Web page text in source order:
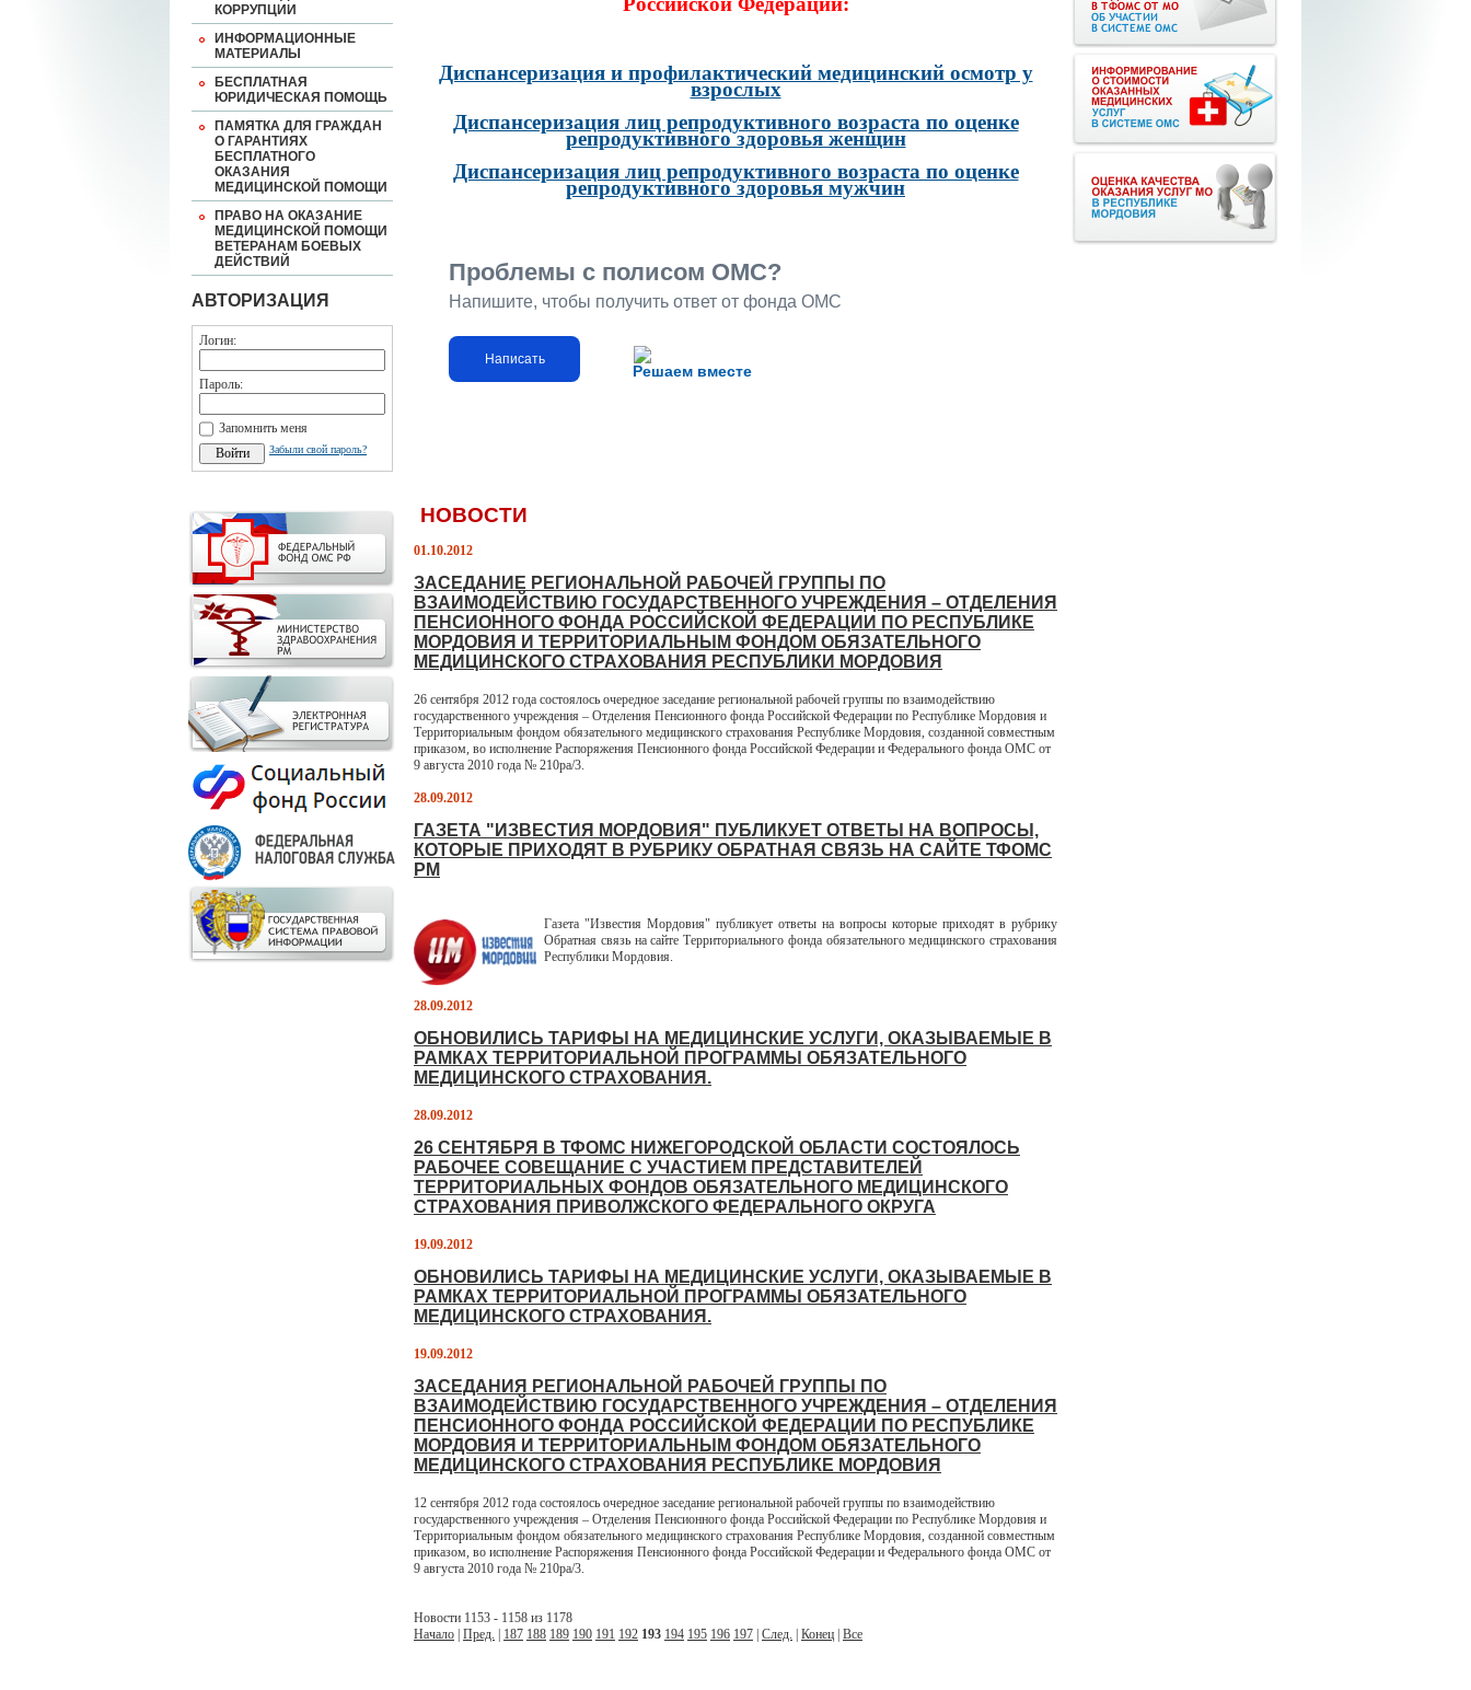
КОРРУПЦИИ
ИНФОРМАЦИОННЫЕ
МАТЕРИАЛЫ
БЕСПЛАТНАЯ
ЮРИДИЧЕСКАЯ ПОМОЩЬ
ПАМЯТКА ДЛЯ ГРАЖДАН
О ГАРАНТИЯХ
БЕСПЛАТНОГО
ОКАЗАНИЯ
МЕДИЦИНСКОЙ ПОМОЩИ
ПРАВО НА ОКАЗАНИЕ
МЕДИЦИНСКОЙ ПОМОЩИ
ВЕТЕРАНАМ БОЕВЫХ
ДЕЙСТВИЙ
АВТОРИЗАЦИЯ
Логин:
Пароль:
Запомнить меня
Забыли свой пароль?
Диспансеризация и профилактический медицинский осмотр у
взрослых
Диспансеризация лиц репродуктивного возраста по оценке
репродуктивного здоровья женщин
Диспансеризация лиц репродуктивного возраста по оценке
репродуктивного здоровья мужчин
Решаем вместе
Проблемы с полисом ОМС?
Напишите, чтобы получить ответ от фонда ОМС
Написать
НОВОСТИ
01.10.2012
ЗАСЕДАНИЕ РЕГИОНАЛЬНОЙ РАБОЧЕЙ ГРУППЫ ПО
ВЗАИМОДЕЙСТВИЮ ГОСУДАРСТВЕННОГО УЧРЕЖДЕНИЯ – ОТДЕЛЕНИЯ
ПЕНСИОННОГО ФОНДА РОССИЙСКОЙ ФЕДЕРАЦИИ ПО РЕСПУБЛИКЕ
МОРДОВИЯ И ТЕРРИТОРИАЛЬНЫМ ФОНДОМ ОБЯЗАТЕЛЬНОГО
МЕДИЦИНСКОГО СТРАХОВАНИЯ РЕСПУБЛИКИ МОРДОВИЯ
26 сентября 2012 года состоялось очередное заседание региональной рабочей группы по взаимодействию
государственного учреждения – Отделения Пенсионного фонда Российской Федерации по Республике Мордовия и
Территориальным фондом обязательного медицинского страхования Республике Мордовия, созданной совместным
приказом, во исполнение Распоряжения Пенсионного фонда Российской Федерации и Федерального фонда ОМС от
9 августа 2010 года № 210ра/3.
28.09.2012
ГАЗЕТА "ИЗВЕСТИЯ МОРДОВИЯ" ПУБЛИКУЕТ ОТВЕТЫ НА ВОПРОСЫ,
КОТОРЫЕ ПРИХОДЯТ В РУБРИКУ ОБРАТНАЯ СВЯЗЬ НА САЙТЕ ТФОМС
РМ
Газета "Известия Мордовия" публикует ответы на вопросы которые приходят в рубрику
Обратная связь на сайте Территориального фонда обязательного медицинского страхования
Республики Мордовия.
28.09.2012
ОБНОВИЛИСЬ ТАРИФЫ НА МЕДИЦИНСКИЕ УСЛУГИ, ОКАЗЫВАЕМЫЕ В
РАМКАХ ТЕРРИТОРИАЛЬНОЙ ПРОГРАММЫ ОБЯЗАТЕЛЬНОГО
МЕДИЦИНСКОГО СТРАХОВАНИЯ.
28.09.2012
26 СЕНТЯБРЯ В ТФОМС НИЖЕГОРОДСКОЙ ОБЛАСТИ СОСТОЯЛОСЬ
РАБОЧЕЕ СОВЕЩАНИЕ С УЧАСТИЕМ ПРЕДСТАВИТЕЛЕЙ
ТЕРРИТОРИАЛЬНЫХ ФОНДОВ ОБЯЗАТЕЛЬНОГО МЕДИЦИНСКОГО
СТРАХОВАНИЯ ПРИВОЛЖСКОГО ФЕДЕРАЛЬНОГО ОКРУГА
19.09.2012
ОБНОВИЛИСЬ ТАРИФЫ НА МЕДИЦИНСКИЕ УСЛУГИ, ОКАЗЫВАЕМЫЕ В
РАМКАХ ТЕРРИТОРИАЛЬНОЙ ПРОГРАММЫ ОБЯЗАТЕЛЬНОГО
МЕДИЦИНСКОГО СТРАХОВАНИЯ.
19.09.2012
ЗАСЕДАНИЯ РЕГИОНАЛЬНОЙ РАБОЧЕЙ ГРУППЫ ПО
ВЗАИМОДЕЙСТВИЮ ГОСУДАРСТВЕННОГО УЧРЕЖДЕНИЯ – ОТДЕЛЕНИЯ
ПЕНСИОННОГО ФОНДА РОССИЙСКОЙ ФЕДЕРАЦИИ ПО РЕСПУБЛИКЕ
МОРДОВИЯ И ТЕРРИТОРИАЛЬНЫМ ФОНДОМ ОБЯЗАТЕЛЬНОГО
МЕДИЦИНСКОГО СТРАХОВАНИЯ РЕСПУБЛИКЕ МОРДОВИЯ
12 сентября 2012 года состоялось очередное заседание региональной рабочей группы по взаимодействию
государственного учреждения – Отделения Пенсионного фонда Российской Федерации по Республике Мордовия и
Территориальным фондом обязательного медицинского страхования Республике Мордовия, созданной совместным
приказом, во исполнение Распоряжения Пенсионного фонда Российской Федерации и Федерального фонда ОМС от
9 августа 2010 года № 210ра/3.
Новости 1153 - 1158 из 1178
Начало Пред. 187 188 189 190 191 192 193 194 195 196 197 След. Конец Все